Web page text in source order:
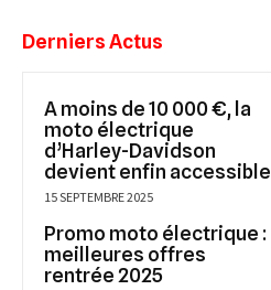
Derniers Actus
A moins de 10 000 €, la
moto électrique
d’Harley-Davidson
devient enfin accessible
15 SEPTEMBRE 2025
Promo moto électrique :
meilleures offres
rentrée 2025